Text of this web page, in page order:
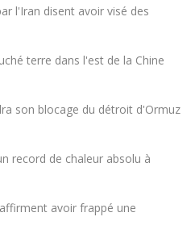
l'Iran disent avoir visé des
terre dans l'est de la Chine
son blocage du détroit d'Ormuz
record de chaleur absolu à
avoir frappé une